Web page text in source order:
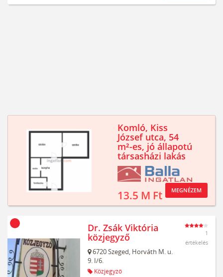
Komló, Kiss
József utca, 54
m²-es, jó állapotú
társasházi lakás
13.5 M Ft MEGNÉZEM
Dr. Zsák Viktória
közjegyző
6720Szeged, Horváth M. u.
9. I/6.
Közjegyző
1
értékelés